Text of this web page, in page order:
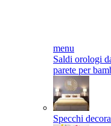
menu
Saldi orologi
parete per
Specchi